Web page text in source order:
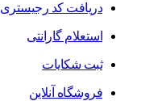
دریافت کد رجیستری
استعلام گارانتی
ثبت شکایات
فروشگاه آنلاین